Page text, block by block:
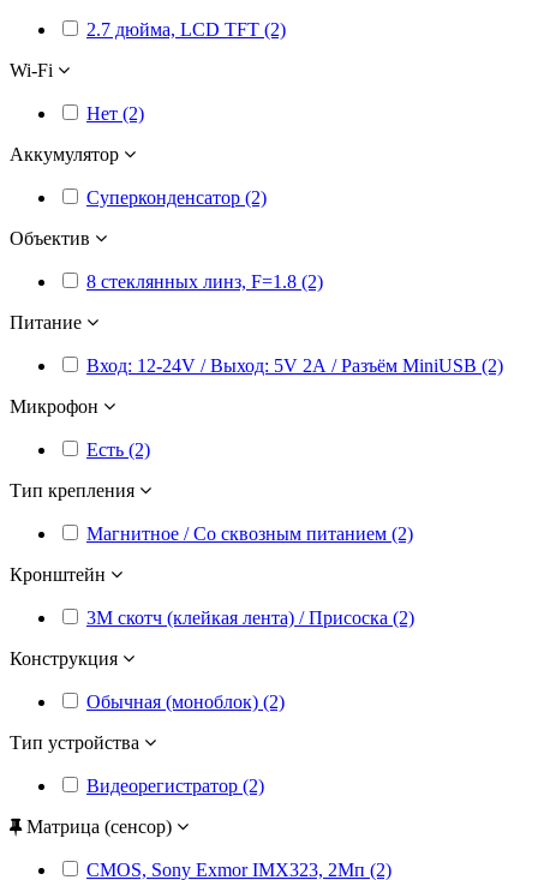
2.7 дюйма, LCD TFT (2)
Wi-Fi
Нет (2)
Аккумулятор
Суперконденсатор (2)
Объектив
8 стеклянных линз, F=1.8 (2)
Питание
Вход: 12-24V / Выход: 5V 2А / Разъём MiniUSB (2)
Микрофон
Есть (2)
Тип крепления
Магнитное / Со сквозным питанием (2)
Кронштейн
3M скотч (клейкая лента) / Присоска (2)
Конструкция
Обычная (моноблок) (2)
Тип устройства
Видеорегистратор (2)
Матрица (сенсор)
CMOS, Sony Exmor IMX323, 2Мп (2)